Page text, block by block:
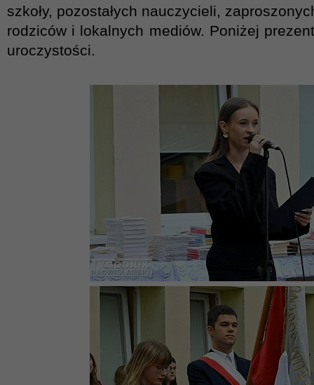
szkoły, pozostałych nauczycieli,
rodziców i lokalnych mediów. Poniżej
uroczystości.